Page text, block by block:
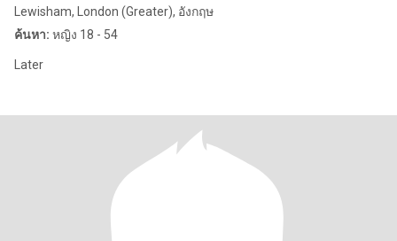
Lewisham, London (Greater), อังกฤษ
ค้นหา: หญิง 18 - 54
Later